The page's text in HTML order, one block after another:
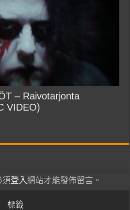
– Raivotarjonta
VIDEO)
須登入網站才能發佈留言。
標籤